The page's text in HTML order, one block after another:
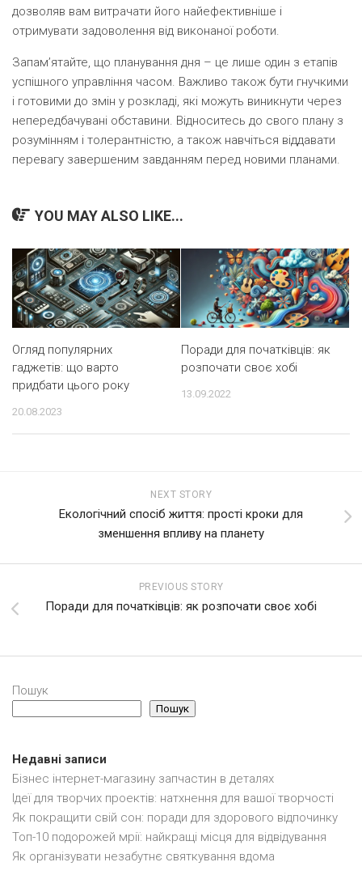
дозволяв вам витрачати його найефективніше і
отримувати задоволення від виконаної роботи.
Запам’ятайте, що планування дня – це лише один з етапів
успішного управління часом. Важливо також бути гнучкими
і готовими до змін у розкладі, які можуть виникнути через
непередбачувані обставини. Відноситесь до свого плану з
розумінням і толерантністю, а також навчіться віддавати
перевагу завершеним завданням перед новими планами.
YOU MAY ALSO LIKE...
Огляд популярних
гаджетів: що варто
придбати цього року
20.08.2023
Поради для початківців: як
розпочати своє хобі
13.09.2022
NEXT STORY
Екологічний спосіб життя: прості кроки для
зменшення впливу на планету
PREVIOUS STORY
Поради для початківців: як розпочати своє хобі
Пошук
Пошук
Недавні записи
Бізнес інтернет-магазину запчастин в деталях
Ідеї для творчих проектів: натхнення для вашої творчості
Як покращити свій сон: поради для здорового відпочинку
Топ-10 подорожей мрії: найкращі місця для відвідування
Як організувати незабутнє святкування вдома